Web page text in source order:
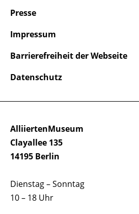
AlliiertenMuseum
Clayallee 135
14195 Berlin
Dienstag – Sonntag
10 – 18 Uhr
Presse
Impressum
Barrierefreiheit der Webseite
Datenschutz